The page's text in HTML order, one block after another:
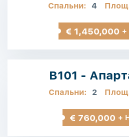
Спальни: 4
€ 1,450,000 +
B101 -
Спальни: 2
€ 760,000 +